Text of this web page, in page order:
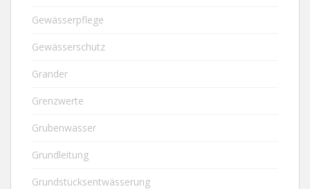
Gewässerpflege
Gewässerschutz
Grander
Grenzwerte
Grubenwasser
Grundleitung
Grundstücksentwässerung